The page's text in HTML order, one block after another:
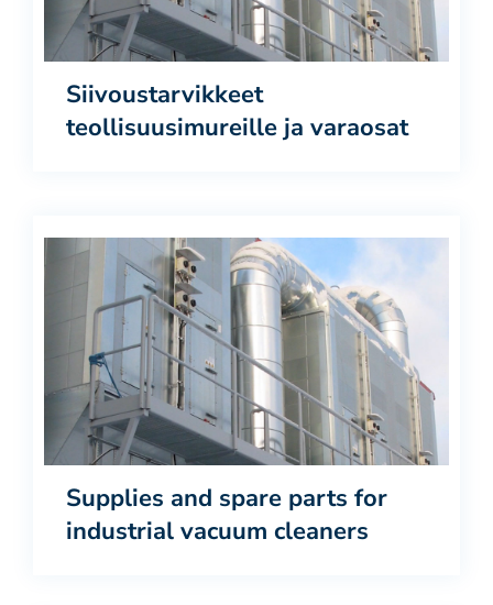
Siivoustarvikkeet
teollisuusimureille ja varaosat
Supplies and spare parts for
industrial vacuum cleaners